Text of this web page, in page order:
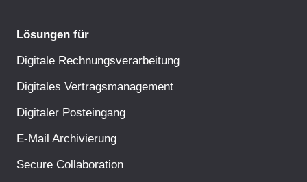
Lösungen für
Digitale Rechnungsverarbeitung
Digitales Vertragsmanagement
Digitaler Posteingang
E-Mail Archivierung
Secure Collaboration